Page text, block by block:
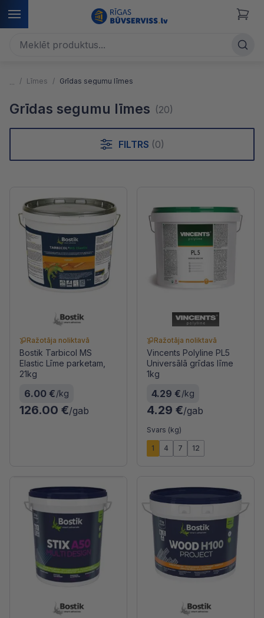
Līmes Grīdas segumu līmes
Grīdas segumu līmes (20)
FILTRS (0)
Ražotāja noliktavā
Bostik Tarbicol MS
Elastic Līme parketam,
21kg
6.00 €/kg
126.00 €/gab
Ražotāja noliktavā
Vincents Polyline PL5
Universālā grīdas līme
1kg
4.29 €/kg
4.29 €/gab
Svars (kg)
1 4 7 12